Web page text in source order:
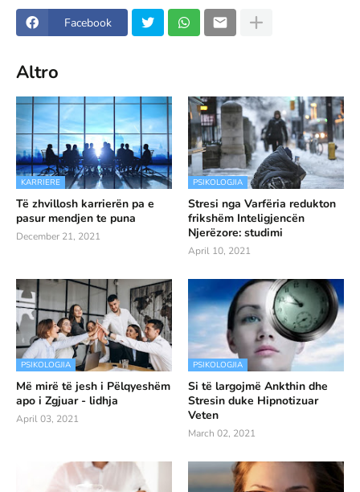
Facebook
Altro
KARRIERE
Të zhvillosh karrierën pa e
pasur mendjen te puna
December 21, 2021
PSIKOLOGJIA
Stresi nga Varfëria redukton
frikshëm Inteligjencën
Njerëzore: studimi
April 10, 2021
PSIKOLOGJIA
Më mirë të jesh i Pëlqyeshëm
apo i Zgjuar - lidhja
April 03, 2021
PSIKOLOGJIA
Si të largojmë Ankthin dhe
Stresin duke Hipnotizuar
Veten
March 02, 2021